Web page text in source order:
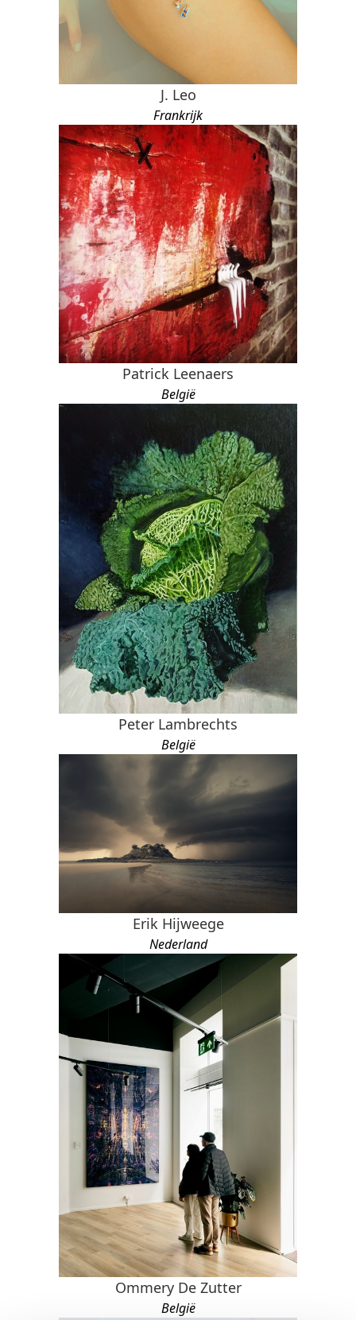
J. Leo
Frankrijk
Patrick Leenaers
België
Peter Lambrechts
België
Erik Hijweege
Nederland
Ommery De Zutter
België